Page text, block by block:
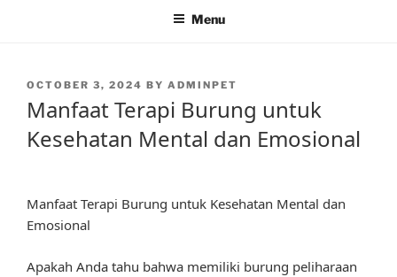
Menu
POSTED
OCTOBER 3, 2024 BY ADMINPET
Manfaat Terapi Burung untuk
Kesehatan Mental dan Emosional
Manfaat Terapi Burung untuk Kesehatan Mental dan
Emosional
Apakah Anda tahu bahwa memiliki burung peliharaan